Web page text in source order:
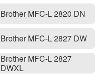
Brother MFC-L 2820 DN
Brother MFC-L 2827 DW
Brother MFC-L 2827
DWXL